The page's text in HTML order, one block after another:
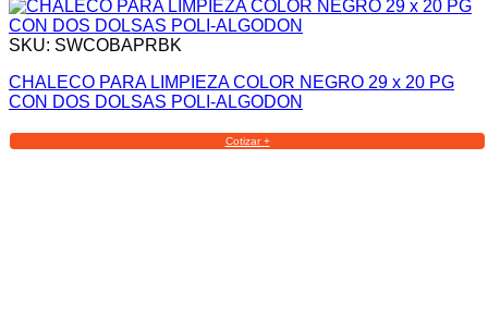
SKU: SWCOBAPRBK
CHALECO PARA LIMPIEZA COLOR NEGRO 29 x 20 PG
CON DOS DOLSAS POLI-ALGODON
Cotizar +